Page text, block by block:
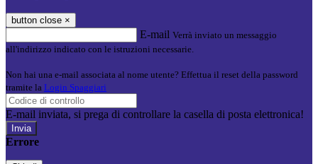
button close ×
E-mail Verrà inviato un messaggio
all'indirizzo indicato con le istruzioni necessarie.
Non hai una e-mail associata al nome utente? Effettua il reset della password
tramite la Login Spaggiari
E-mail inviata, si prega di controllare la casella di posta elettronica!
Errore